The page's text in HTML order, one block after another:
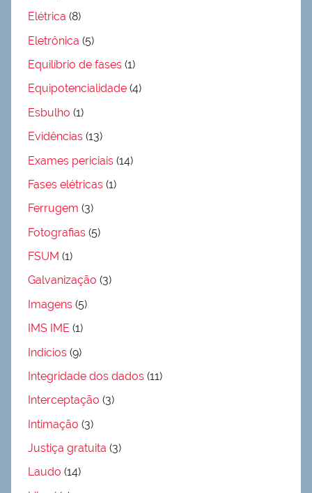
Elétrica (8)
Eletrônica (5)
Equilíbrio de fases (1)
Equipotencialidade (4)
Esbulho (1)
Evidências (13)
Exames periciais (14)
Fases elétricas (1)
Ferrugem (3)
Fotografias (5)
FSUM (1)
Galvanização (3)
Imagens (5)
IMS IME (1)
Indícios (9)
Integridade dos dados (11)
Interceptação (3)
Intimação (3)
Justiça gratuita (3)
Laudo (14)